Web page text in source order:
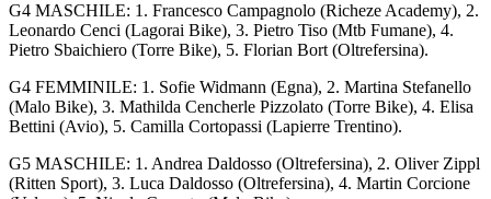
G4 MASCHILE: 1. Francesco Campagnolo (Richeze Academy), 2.
Leonardo Cenci (Lagorai Bike), 3. Pietro Tiso (Mtb Fumane), 4.
Pietro Sbaichiero (Torre Bike), 5. Florian Bort (Oltrefersina).
G4 FEMMINILE: 1. Sofie Widmann (Egna), 2. Martina Stefanello
(Malo Bike), 3. Mathilda Cencherle Pizzolato (Torre Bike), 4. Elisa
Bettini (Avio), 5. Camilla Cortopassi (Lapierre Trentino).
G5 MASCHILE: 1. Andrea Daldosso (Oltrefersina), 2. Oliver Zippl
(Ritten Sport), 3. Luca Daldosso (Oltrefersina), 4. Martin Corcione